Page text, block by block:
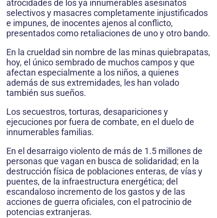
atrocidades de los ya innumerables asesinatos
selectivos y masacres completamente injustificados
e impunes, de inocentes ajenos al conflicto,
presentados como retaliaciones de uno y otro bando.
En la crueldad sin nombre de las minas quiebrapatas,
hoy, el único sembrado de muchos campos y que
afectan especialmente a los niños, a quienes
además de sus extremidades, les han volado
también sus sueños.
Los secuestros, torturas, desapariciones y
ejecuciones por fuera de combate, en el duelo de
innumerables familias.
En el desarraigo violento de más de 1.5 millones de
personas que vagan en busca de solidaridad; en la
destrucción física de poblaciones enteras, de vías y
puentes, de la infraestructura energética; del
escandaloso incremento de los gastos y de las
acciones de guerra oficiales, con el patrocinio de
potencias extranjeras.